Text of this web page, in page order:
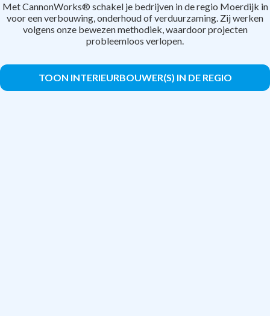
Met CannonWorks® schakel je bedrijven in de regio Moerdijk in
voor een verbouwing, onderhoud of verduurzaming. Zij werken
volgens onze bewezen methodiek, waardoor projecten
probleemloos verlopen.
TOON INTERIEURBOUWER(S) IN DE REGIO